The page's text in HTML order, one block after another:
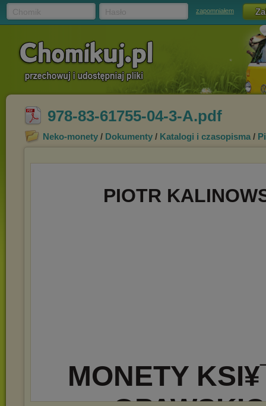
zapomniałem
978-83-61755-04-3-A.pdf
Neko-monety / Dokumenty / Katalogi i czasopisma /